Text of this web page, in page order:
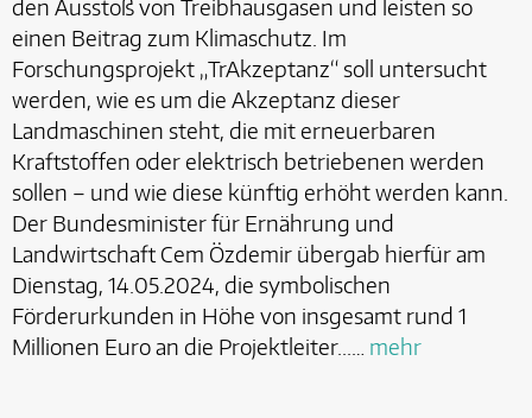
den Ausstoß von Treibhausgasen und leisten so
einen Beitrag zum Klimaschutz. Im
Forschungsprojekt „TrAkzeptanz“ soll untersucht
werden, wie es um die Akzeptanz dieser
Landmaschinen steht, die mit erneuerbaren
Kraftstoffen oder elektrisch betriebenen werden
sollen – und wie diese künftig erhöht werden kann.
Der Bundesminister für Ernährung und
Landwirtschaft Cem Özdemir übergab hierfür am
Dienstag, 14.05.2024, die symbolischen
Förderurkunden in Höhe von insgesamt rund 1
Millionen Euro an die Projektleiter...… mehr